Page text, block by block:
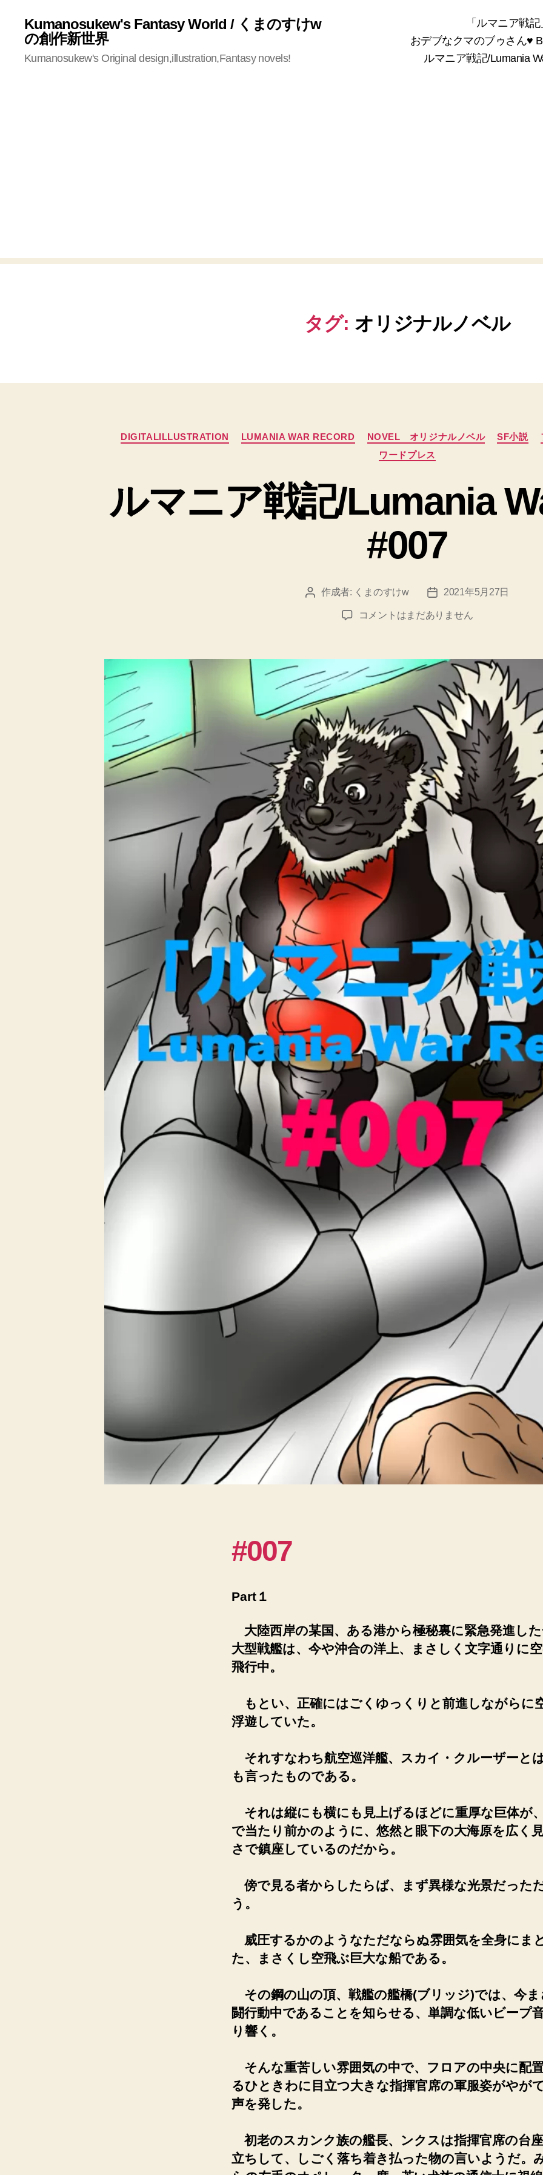
Kumanosukew's Fantasy World / くまのすけw
の創作新世界
Kumanosukew's Original design,illustration,Fantasy novels!
「ルマニア戦
おデブなクマのブゥさん♥
ルマニア戦記/Lumania
タグ: オリジナルノベル
カ
テ
ゴ
DIGITALILLUSTRATION LUMANIA WAR RECORD NOVEL オリジナルノベル SF小説
ワードプレス
ルマニア戦記/Lumania
#007
投 作成者: くまのすけw
投
日
2021年5月27日
ル
ア
戦
記/Lumania
War
Record
#007
へ
の
コメントはまだありません
#007
Part１
大陸西岸の某国、ある港から極秘裏に緊急発進し
大型戦艦は、今や沖合の洋上、まさしく文字通りに
飛行中。
もとい、正確にはごくゆっくりと前進しながらに
浮遊していた。
それすなわち航空巡洋艦、スカイ・クルーザーと
も言ったものである。
それは縦にも横にも見上げるほどに重厚な巨体が
で当たり前かのように、悠然と眼下の大海原を広く
さで鎮座しているのだから。
傍で見る者からしたらば、まず異様な光景だった
う。
威圧するかのようなただならぬ雰囲気を全身にま
た、まさくし空飛ぶ巨大な船である。
その鋼の山の頂、戦艦の艦橋(ブリッジ)では、今ま
闘行動中であることを知らせる、単調な低いビープ
り響く。
そんな重苦しい雰囲気の中で、フロアの中央に配
るひときわに目立つ大きな指揮官席の軍服姿がやが
声を発した。
初老のスカンク族の艦長、ンクスは指揮官席の台
立ちして、しごく落ち着き払った物の言いようだ。